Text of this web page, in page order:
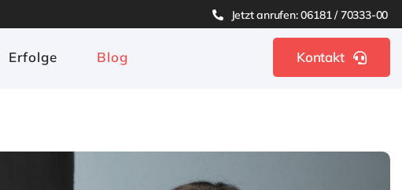
Jetzt anrufen: 06181 / 70333-00
Erfolge Blog Kontakt